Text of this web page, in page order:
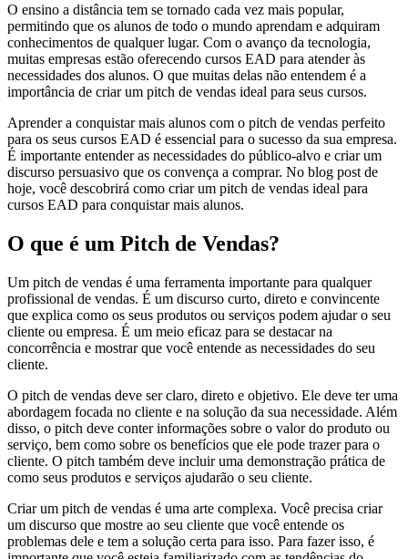
O ensino a distância tem se tornado cada vez mais popular,
permitindo que os alunos de todo o mundo aprendam e adquiram
conhecimentos de qualquer lugar. Com o avanço da tecnologia,
muitas empresas estão oferecendo cursos EAD para atender às
necessidades dos alunos. O que muitas delas não entendem é a
importância de criar um pitch de vendas ideal para seus cursos.
Aprender a conquistar mais alunos com o pitch de vendas perfeito
para os seus cursos EAD é essencial para o sucesso da sua empresa.
É importante entender as necessidades do público-alvo e criar um
discurso persuasivo que os convença a comprar. No blog post de
hoje, você descobrirá como criar um pitch de vendas ideal para
cursos EAD para conquistar mais alunos.
O que é um Pitch de Vendas?
Um pitch de vendas é uma ferramenta importante para qualquer
profissional de vendas. É um discurso curto, direto e convincente
que explica como os seus produtos ou serviços podem ajudar o seu
cliente ou empresa. É um meio eficaz para se destacar na
concorrência e mostrar que você entende as necessidades do seu
cliente.
O pitch de vendas deve ser claro, direto e objetivo. Ele deve ter uma
abordagem focada no cliente e na solução da sua necessidade. Além
disso, o pitch deve conter informações sobre o valor do produto ou
serviço, bem como sobre os benefícios que ele pode trazer para o
cliente. O pitch também deve incluir uma demonstração prática de
como seus produtos e serviços ajudarão o seu cliente.
Criar um pitch de vendas é uma arte complexa. Você precisa criar
um discurso que mostre ao seu cliente que você entende os
problemas dele e tem a solução certa para isso. Para fazer isso, é